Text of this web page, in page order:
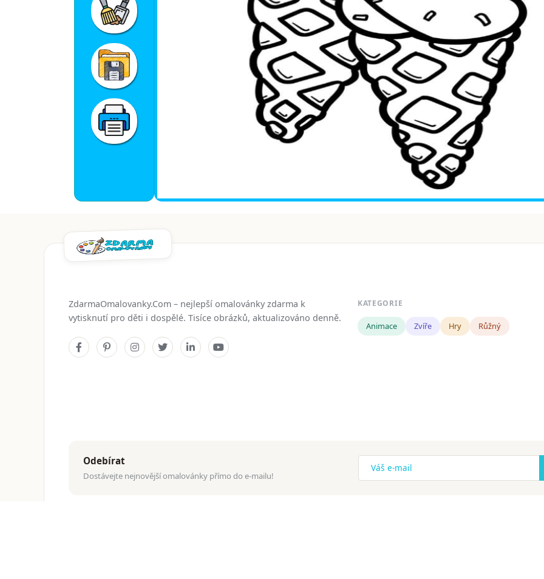
ZdarmaOmalovanky.Com – nejlepší omalovánky zdarma k
vytisknutí pro děti i dospělé. Tisíce obrázků, aktualizováno denně.
KATEGORIE
Animace Zvíře Hry Růžný
Odebírat
Dostávejte nejnovější omalovánky přímo do e-mailu!